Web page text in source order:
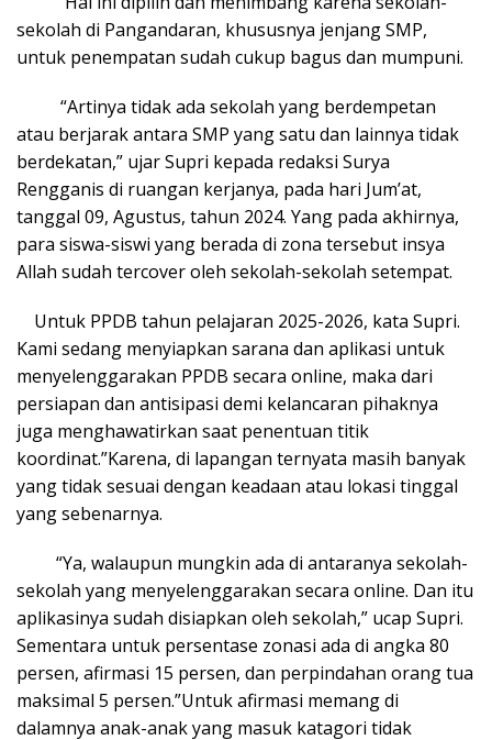
sekolah di Pangandaran, khususnya jenjang SMP,
untuk penempatan sudah cukup bagus dan mumpuni.
“Artinya tidak ada sekolah yang berdempetan
atau berjarak antara SMP yang satu dan lainnya tidak
berdekatan,” ujar Supri kepada redaksi Surya
Rengganis di ruangan kerjanya, pada hari Jum’at,
tanggal 09, Agustus, tahun 2024. Yang pada akhirnya,
para siswa-siswi yang berada di zona tersebut insya
Allah sudah tercover oleh sekolah-sekolah setempat.
Untuk PPDB tahun pelajaran 2025-2026, kata Supri.
Kami sedang menyiapkan sarana dan aplikasi untuk
menyelenggarakan PPDB secara online, maka dari
persiapan dan antisipasi demi kelancaran pihaknya
juga menghawatirkan saat penentuan titik
koordinat.”Karena, di lapangan ternyata masih banyak
yang tidak sesuai dengan keadaan atau lokasi tinggal
yang sebenarnya.
“Ya, walaupun mungkin ada di antaranya sekolah-
sekolah yang menyelenggarakan secara online. Dan itu
aplikasinya sudah disiapkan oleh sekolah,” ucap Supri.
Sementara untuk persentase zonasi ada di angka 80
persen, afirmasi 15 persen, dan perpindahan orang tua
maksimal 5 persen.”Untuk afirmasi memang di
dalamnya anak-anak yang masuk katagori tidak